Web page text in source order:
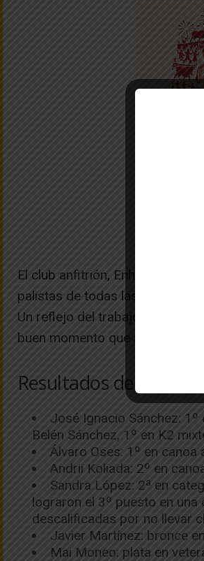
El club anfitrión, Enhol
palistas de todas las
Un reflejo del trabajo de la
buen momento que atraviesa
Resultados de Enhol
José Ignacio Sánchez:
Belén Sánchez, 1º en K2
Álvaro Oses: 1º en canoa
Andrii Koliada: 2º en
Sandra López: 2ª en
lograron el 3º puesto en
descalificadas por no llevar
Javier Martínez: bronce
Mai Moneo: plata en